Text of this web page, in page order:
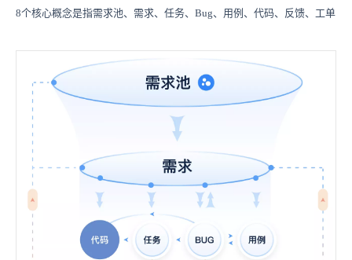
8个核心概念是指需求池、需求、任务、Bug、用例、代码、反馈、工单